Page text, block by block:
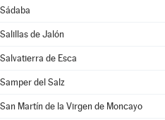
Sádaba
Salillas de Jalón
Salvatierra de Esca
Samper del Salz
San Martín de la Virgen de Moncayo